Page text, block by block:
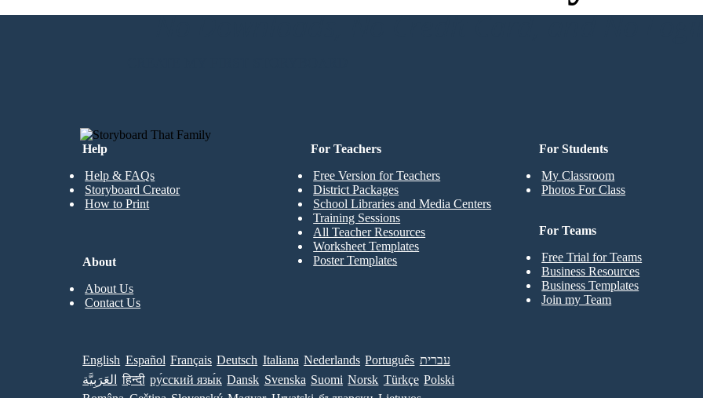
No Downloads, No Credit Card, and No
Help
Help & FAQs
Storyboard Creator
How to Print
For Students
My Classroom
Photos For Class
For Teachers
Free Version for Teachers
District Packages
School Libraries and Media Centers
Training Sessions
All Teacher Resources
Worksheet Templates
Poster Templates
For Teams
Free Trial for Teams
Business Resources
Business Templates
Join my Team
About
About Us
Contact Us
English Español Français Deutsch Italiana Nederlands Português עברית
العَرَبِيَّة
हिन्दी ру́сский язы́к Dansk Svenska Suomi Norsk Türkçe Polski